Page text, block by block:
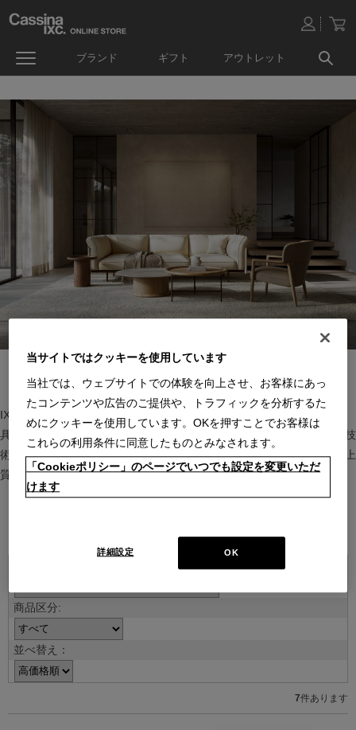
ブランド ギフト アウトレット
IXC（イクスシー）は、”Emotional Minimalism”を掲げるグローバル家
具ブランド。ヨーロッパの家具文化と日本の美意識を融合し、素材や技
術を活かした持続可能で洗練されたインテリアを提案。長く愛される上
質な暮らしを届けます。
並べ替え：
7件あります
当サイトではクッキーを使用しています
当社では、ウェブサイトでの体験を向上させ、お客様にあっ
たコンテンツや広告のご提供や、トラフィックを分析するた
めにクッキーを使用しています。OKを押すことでお客様は
これらの利用条件に同意したものとみなされます。
「Cookieポリシー」のページでいつでも設定を変更いただ
けます
OK
詳細設定